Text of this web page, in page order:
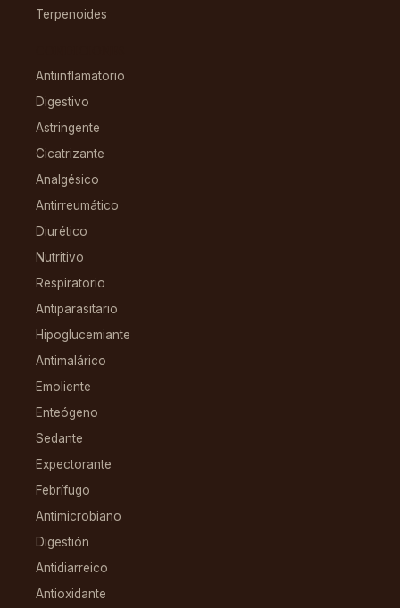
Terpenoides
Antiinflamatorio
Digestivo
Astringente
Cicatrizante
Analgésico
Antirreumático
Diurético
Nutritivo
Respiratorio
Antiparasitario
Hipoglucemiante
Antimalárico
Emoliente
Enteógeno
Sedante
Expectorante
Febrífugo
Antimicrobiano
Digestión
Antidiarreico
Antioxidante